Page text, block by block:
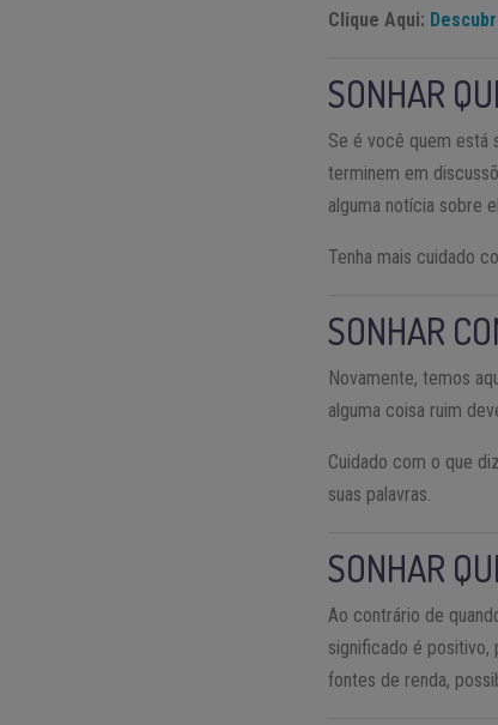
Clique Aqui:
SONHAR
Se é você quem está
terminem em
alguma notícia sobre
Tenha mais cuidado
SONHAR
Novamente, temos
alguma coisa ruim
Cuidado com o que
suas palavras.
SONHAR
Ao contrário de
significado é positivo,
fontes de renda,